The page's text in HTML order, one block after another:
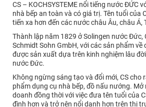
CS – KOCHSYSTEME nổi tiếng nước ĐỨC
nhà bếp an toàn và có giá trị. Tên tuổi của
tiến xa hơn đến các nước châu Âu, châu Á,
Thành lập năm 1829 ở Solingen nước Đức,
Schmidt Sohn GmbH, với các sản phẩm về
được sản xuất dựa trên kinh nghiệm lâu
nước Đức.
Không ngừng sáng tạo và đổi mới, CS cho
phẩm dụng cụ nhà bếp, đồ nấu nướng. Mở
doanh đồng thời với việc đưa tên tuổi của
đình hơn và trở nên nổi danh hơn trên thị